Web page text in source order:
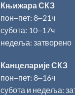
Књижара СКЗ
пон‒пет: 8‒21ч
субота: 10‒17ч
недеља: затворено
Канцеларије СКЗ
пон‒пет: 8‒16ч
субота и недеља: